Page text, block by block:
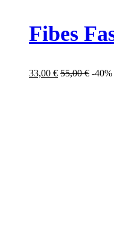
Fibes
33,00 € 55,00€ -40%